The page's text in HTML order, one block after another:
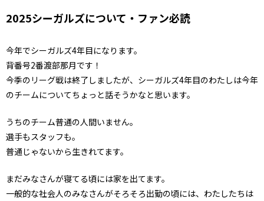
2025シーガルズについて・ファン必読
今年でシーガルズ4年目になります。
背番号2番渡部那月です！
今季のリーグ戦は終了しましたが、シーガルズ4年目のわたしは今年
のチームについてちょっと話そうかなと思います。
うちのチーム普通の人間いません。
選手もスタッフも。
普通じゃないから生きれてます。
まだみなさんが寝てる頃には家を出てます。
一般的な社会人のみなさんがそろそろ出勤の頃には、わたしたちは